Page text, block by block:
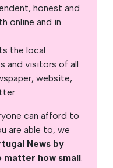
honest and
online and in
the local
and visitors of all
website,
can afford to
are able to, we
News by
matter how small.